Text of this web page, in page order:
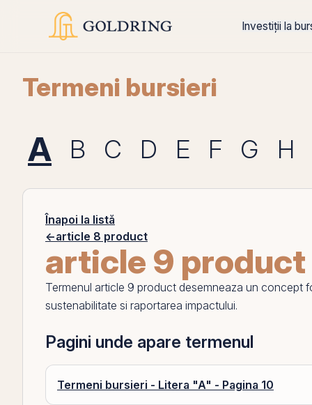
Investiții la
Termeni bursieri
A B C D E F G H
Înapoi la listă
←article 8 product
article 9 product
Termenul article 9 product desemneaza un concept
sustenabilitate si raportarea impactului.
Pagini unde apare termenul
Termeni bursieri - Litera "A" - Pagina 10